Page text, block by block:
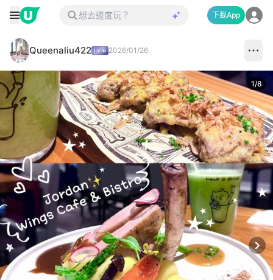
下載App
Queenaliu422 2026/01/26
1/8